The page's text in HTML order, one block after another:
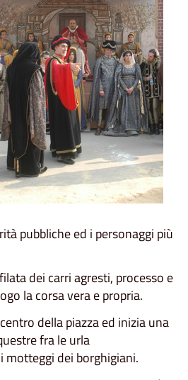
pubbliche ed i personaggi più
dei carri agresti, processo e
la corsa vera e propria.
della piazza ed inizia una
fra le urla
dei borghigiani.